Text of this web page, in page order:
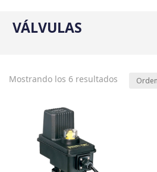
VÁLVULAS
Mostrando los 6 resultados